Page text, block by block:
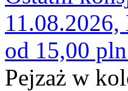
11.08.2026,
od 15,00 pln
Pejzaż w